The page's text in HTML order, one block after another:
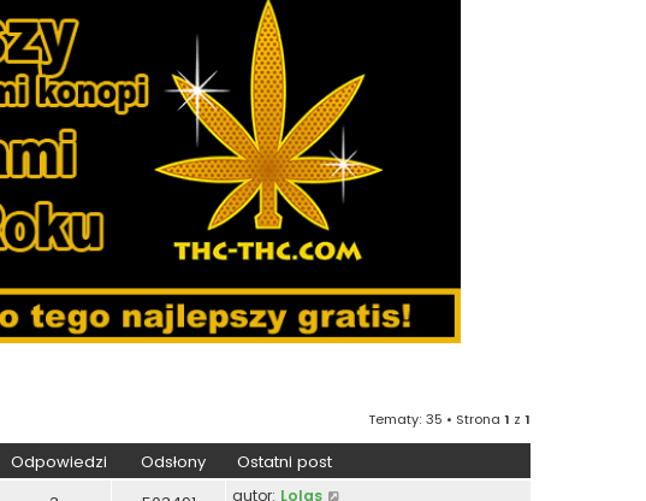
Tematy: 35 • Strona 1 z 1
Odpowiedzi Odsłony Ostatni post
autor: Lolas